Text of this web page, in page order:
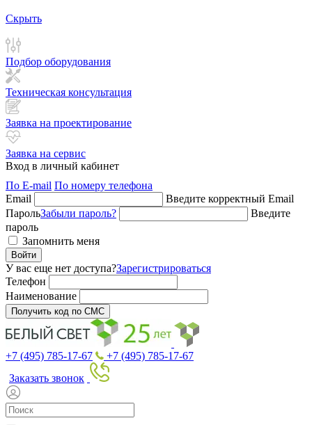
Скрыть
Подбор оборудования
Техническая консультация
Заявка на проектирование
Заявка на сервис
Вход в личный кабинет
По E-mail По номеру телефона
Email
Введите корректный Email
ПарольЗабыли пароль?
Введите
пароль
Запомнить меня
Войти
У вас еще нет доступа?Зарегистрироваться
Телефон
Наименование
Получить код по СМС
+7 (495) 785-17-67
+7 (495) 785-17-67
Заказать звонок